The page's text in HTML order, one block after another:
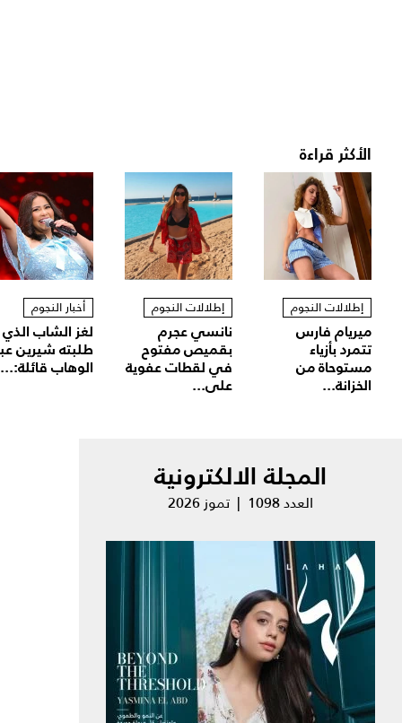
الأكثر قراءة
إطلالات النجوم
ميريام فارس
تتمرد بأزياء
مستوحاة من
الخزانة...
إطلالات النجوم
نانسي عجرم
بقميص مفتوح
في لقطات عفوية
على...
أخبار النجوم
لغز الشاب الذي
طلبته شيرين
الوهاب قائلة:...
المجلة الالكترونية
العدد 1098 | تموز 2026